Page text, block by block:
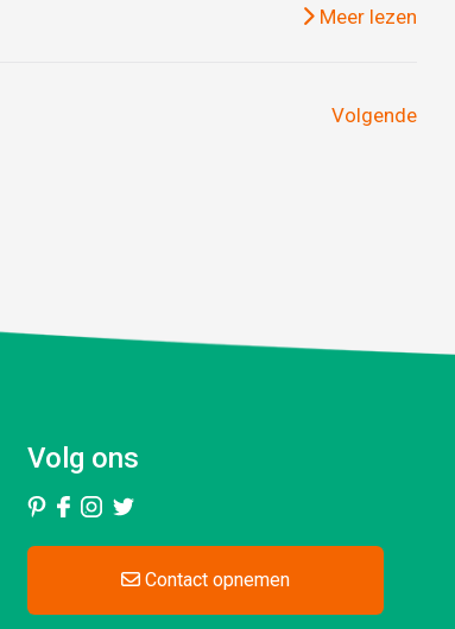
Meer lezen
Volgende
Volg ons
Contact opnemen